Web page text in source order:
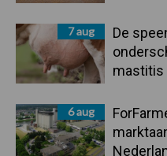
7 aug
De
mastitis
6 aug